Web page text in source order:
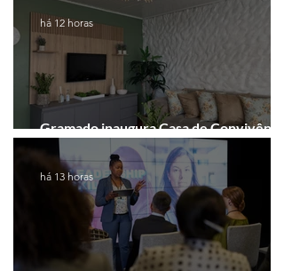
Gramado inaugura Casa de Convivência
dedicada às mulheres
há 12 horas
há 13 horas